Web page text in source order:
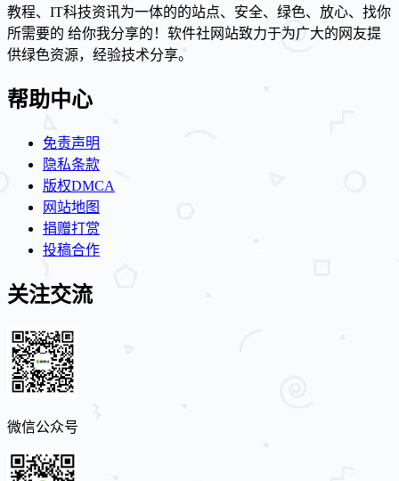
教程、IT科技资讯为一体的的站点、安全、绿色、放心、找你
所需要的 给你我分享的！软件社网站致力于为广大的网友提
供绿色资源，经验技术分享。
帮助中心
免责声明
隐私条款
版权DMCA
网站地图
捐赠打赏
投稿合作
关注交流
微信公众号